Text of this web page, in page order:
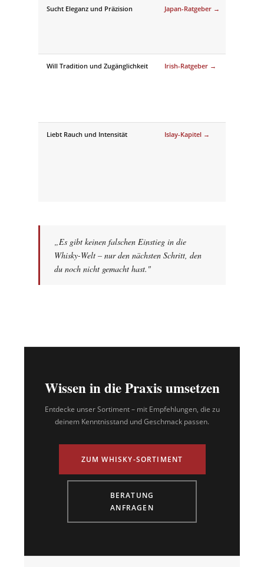
Sucht Eleganz und Präzision Japan-Ratgeber →
Will Tradition und Zugänglichkeit Irish-Ratgeber →
Liebt Rauch und Intensität Islay-Kapitel →
„Es gibt keinen falschen Einstieg in die
Whisky-Welt – nur den nächsten Schritt, den
du noch nicht gemacht hast."
Wissen in die Praxis umsetzen
Entdecke unser Sortiment – mit Empfehlungen, die zu
deinem Kenntnisstand und Geschmack passen.
ZUM WHISKY-SORTIMENT
BERATUNG
ANFRAGEN